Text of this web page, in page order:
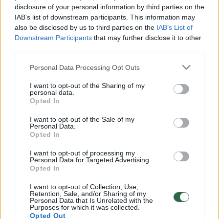
disclosure of your personal information by third parties on the
IAB’s list of downstream participants. This information may
also be disclosed by us to third parties on the IAB’s List of
Downstream Participants that may further disclose it to other
Personal Data Processing Opt Outs
I want to opt-out of the Sharing of my
personal data.
Opted In
I want to opt-out of the Sale of my
Personal Data.
Opted In
I want to opt-out of processing my
Personal Data for Targeted Advertising.
Opted In
I want to opt-out of Collection, Use,
Retention, Sale, and/or Sharing of my
Personal Data that Is Unrelated with the
Purposes for which it was collected.
Opted Out
Vaizdai iš tragiškos avarijos Vilniaus r.: dviejų moterų ir
vaiko gyvybių išgelbėti nepavyko
Lietuvos diena
32 laipsnių šilumos
Žinios | Orai
V. Zalužno pasisakymą laiko bandymu įsitvirtinti
Ukrainos politikoje: jis yra neteisus
Laidos | Nauja diena
00:05:25
K. Prunskienės brolis prisiminė jaudinančią akimirką
prieš mirtį: „Tai buvo simbolinis mūsų pagerbimo